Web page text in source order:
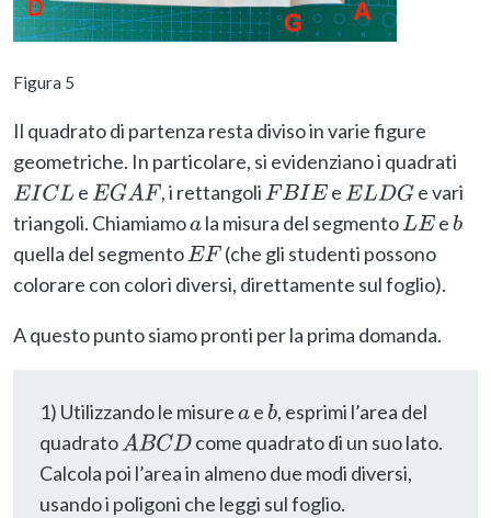
Figura 5
Il quadrato di partenza resta diviso in varie figure
geometriche. In particolare, si evidenziano i quadrati
EICL eEGAF , i rettangoliFBIE eELDG
e vari
triangoli. Chiamiamoala misura del segmentoLE eb
quella del segmentoEF (che gli studenti possono
colorare con colori diversi, direttamente sul foglio).
A questo punto siamo pronti per la prima domanda.
1) Utilizzando le misureaeb, esprimi l’area del
quadratoABCD
come quadrato di un suo lato.
Calcola poi l’area in almeno due modi diversi,
usando i poligoni che leggi sul foglio.